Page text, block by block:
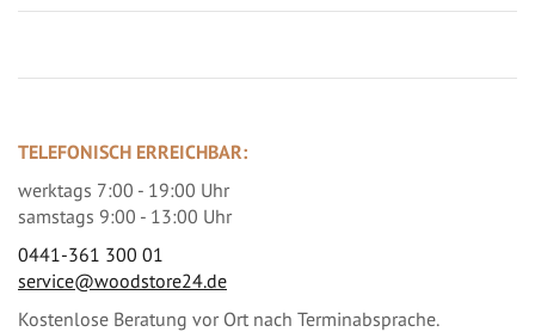
TELEFONISCH ERREICHBAR:
werktags 7:00 - 19:00 Uhr
samstags 9:00 - 13:00 Uhr
0441-361 300 01
service@woodstore24.de
Kostenlose Beratung vor Ort nach Terminabsprache.